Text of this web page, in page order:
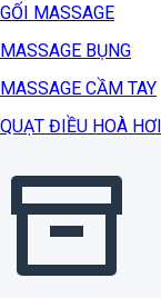
GỐI MASSAGE
MASSAGE BỤNG
MASSAGE CẦM TAY
QUẠT ĐIỀU HOÀ